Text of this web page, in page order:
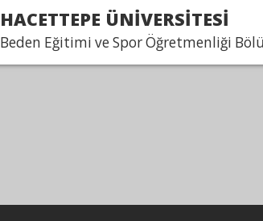
HACETTEPE ÜNİVERSİTESİ
Beden Eğitimi ve Spor Öğretmenliği